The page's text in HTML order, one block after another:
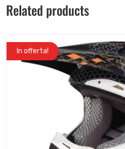
Related products
In offerta!